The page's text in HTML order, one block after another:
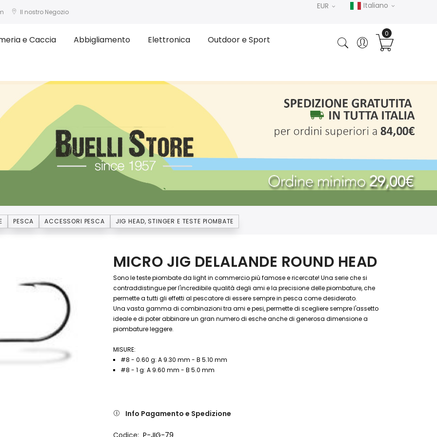
Il nostro Negozio
Italiano
EUR
e Caccia Abbigliamento Elettronica Outdoor e Sport
PESCA ACCESSORI PESCA JIG HEAD, STINGER E TESTE PIOMBATE
MICRO JIG DELALANDE ROUND HEAD
Sono le teste piombate da light in commercio più famose e ricercate! Una serie che si
contraddistingue per l'incredibile qualità degli ami e la precisione delle piombature, che
permette a tutti gli effetti al pescatore di essere sempre in pesca come desiderato.
Una vasta gamma di combinazioni tra ami e pesi, permette di scegliere sempre l'assetto
ideale e di poter abbinare un gran numero di esche anche di generosa dimensione a
piombature leggere.
MISURE:
#8 - 0.60 g: A 9.30 mm - B 5.10 mm
#8 - 1 g: A 9.60 mm - B 5.0 mm
Info Pagamento e Spedizione
Codice P-JIG-79